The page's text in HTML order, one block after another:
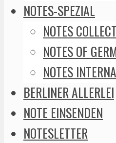
NOTES-SPEZIAL
NOTES
NOTES OF
NOTES
BERLINER ALLERLEI
NOTE EINSENDEN
NOTESLETTER